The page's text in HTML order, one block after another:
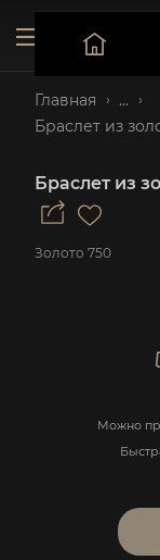
Главная
...
Браслет из
Браслет из
Золото 750
Можно